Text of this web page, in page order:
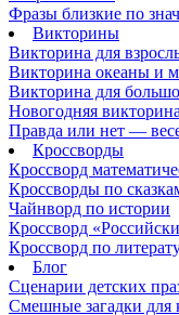
Фразы близкие по
Викторины
Викторина для
Викторина океаны и
Викторина для
Новогодняя
Правда или нет —
Кроссворды
Кроссворд
Кроссворды по
Чайнворд по истории
Кроссворд
Кроссворд по
Блог
Сценарии детских
Смешные загадки для